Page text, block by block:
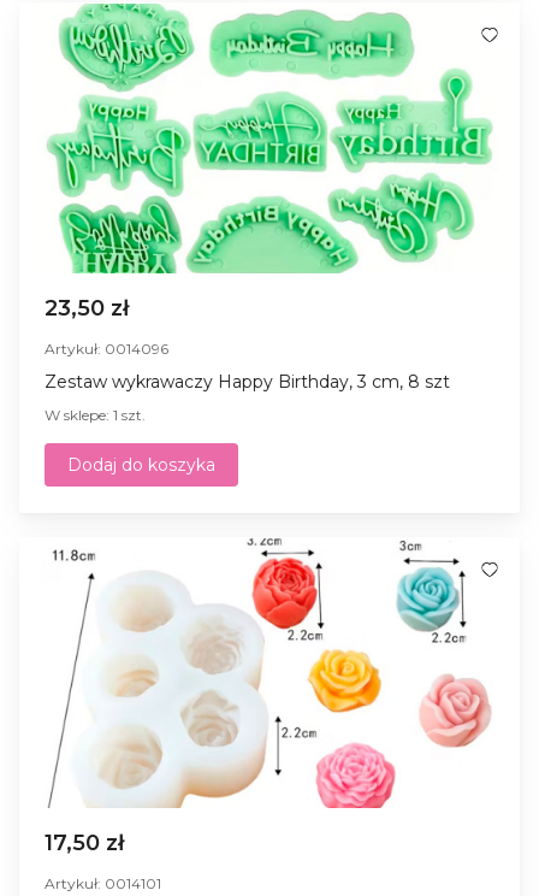
23,50 zł
Artykuł: 0014096
Zestaw wykrawaczy Happy Birthday, 3 cm, 8 szt
W sklepe: 1 szt.
Dodaj do koszyka
17,50 zł
Artykuł: 0014101